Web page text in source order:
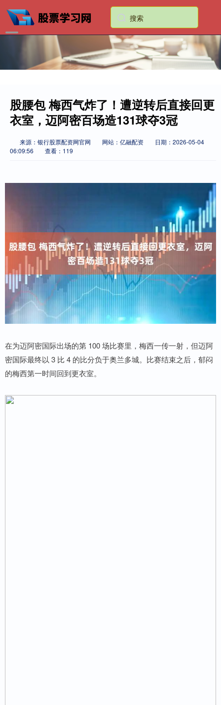
股腰包 梅西气炸了！遭逆转后直接回更
衣室，迈阿密百场造131球夺3冠
来源：银行股票配资网官网 网站：亿融配资
日期：2026-05-04
06:09:56
查看：119
在为迈阿密国际出场的第 100 场比赛里，梅西一传一射，但迈阿
密国际最终以 3 比 4 的比分负于奥兰多城。比赛结束之后，郁闷
的梅西第一时间回到更衣室。